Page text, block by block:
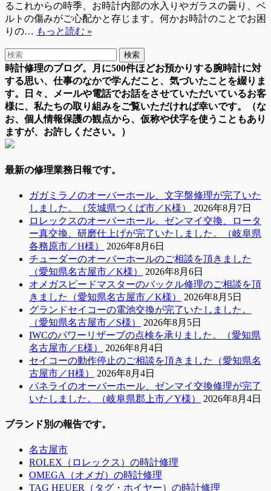
るこれからの時季、お時計内部の水入りやガラスの曇り、ベ
ルトの傷みがご心配かと存じます。何かお時計のことでお困
りの… もっと読む »
時計修理のブログ。月に500件ほどお預かりする腕時計に対
する思い、仕事のなかで学んだこと、気づいたことを綴りま
す。日々、メールや電話でお話をさせていただいているお客
様に、私たちの取り組みをご覧いただければ幸いです。（な
お、個人情報保護の観点から、仮称や伏字を使うこともあり
ますが、お許しください。）
最新の修理業務日報です。
ガガミラノのオーバーホール、文字盤修理が完了いた
しました。（茨城県つくば市／K様）
2026年8月7日
ロレックスのオーバーホール、ゼンマイ交換、ロータ
ー真交換、研磨仕上げが完了いたしました。（岐阜県
各務原市／H様）
2026年8月6日
チューダーのオーバーホールのご相談を頂きました
（愛知県名古屋市／K様）
2026年8月6日
オメガスピードマスターのバックル修理のご相談を頂
きました（愛知県名古屋市／K様）
2026年8月5日
グランドセイコーの電池交換が完了いたしました。
（愛知県名古屋市／S様）
2026年8月5日
IWCのパワーリザーブの点検を承りました。（愛知県
名古屋市／E様）
2026年8月4日
セイコーの動作停止のご相談を頂きました（愛知県名
古屋市／H様）
2026年8月4日
パネライのオーバーホール、ゼンマイ交換修理が完了
いたしました。（岐阜県郡上市／Y様）
2026年8月4日
ブランド別の報告です。
名古屋市
ROLEX（ロレックス）の時計修理
OMEGA（オメガ）の時計修理
TAG HEUER（タグ・ホイヤー）の時計修理